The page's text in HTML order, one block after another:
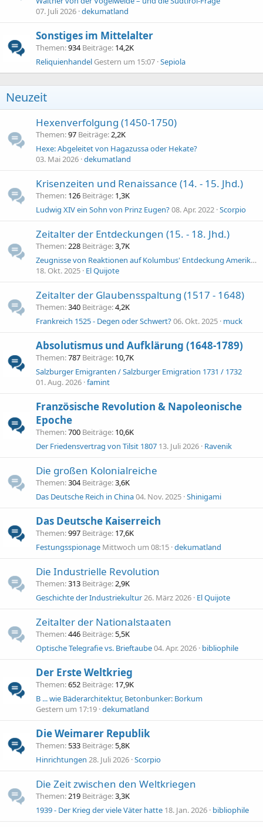
07. Juli 2026 dekumatland
Sonstiges im Mittelalter
Themen 934 Beiträge 14,2K
Reliquienhandel Gestern um 15:07 Sepiola
Neuzeit
Hexenverfolgung (1450-1750)
Themen 97 Beiträge 2,2K
Hexe: Abgeleitet von Hagazussa oder Hekate?
03. Mai 2026 dekumatland
Krisenzeiten und Renaissance (14. - 15. Jhd.)
Themen 126 Beiträge 1,3K
Ludwig XIV ein Sohn von Prinz Eugen?08. Apr. 2022 Scorpio
Zeitalter der Entdeckungen (15. - 18. Jhd.)
Themen 228 Beiträge 3,7K
Zeugnisse von Reaktionen auf Kolumbus' Entdeckung Amerikas
18. Okt. 2025 El Quijote
Zeitalter der Glaubensspaltung (1517 - 1648)
Themen 340 Beiträge 4,2K
Frankreich 1525 - Degen oder Schwert?06. Okt. 2025 muck
Absolutismus und Aufklärung (1648-1789)
Themen 787 Beiträge 10,7K
Salzburger Emigranten / Salzburger Emigration 1731 / 1732
01. Aug. 2026 famint
Französische Revolution & Napoleonische
Epoche
Themen 700 Beiträge 10,6K
Der Friedensvertrag von Tilsit 1807 13. Juli 2026 Ravenik
Die großen Kolonialreiche
Themen 304 Beiträge 3,6K
Das Deutsche Reich in China04. Nov. 2025 Shinigami
Das Deutsche Kaiserreich
Themen 997 Beiträge 17,6K
Festungsspionage Mittwoch um 08:15 dekumatland
Die Industrielle Revolution
Themen 313 Beiträge 2,9K
Geschichte der Industriekultur26. März 2026 El Quijote
Zeitalter der Nationalstaaten
Themen 446 Beiträge 5,5K
Optische Telegrafie vs. Brieftaube04. Apr. 2026 bibliophile
Der Erste Weltkrieg
Themen 652 Beiträge 17,9K
B ... wie Bäderarchitektur, Betonbunker: Borkum
Gestern um 17:19 dekumatland
Die Weimarer Republik
Themen 533 Beiträge 5,8K
Hinrichtungen 28. Juli 2026 Scorpio
Die Zeit zwischen den Weltkriegen
Themen 219 Beiträge 3,3K
1939 - Der Krieg der viele Väter hatte 18. Jan. 2026 bibliophile